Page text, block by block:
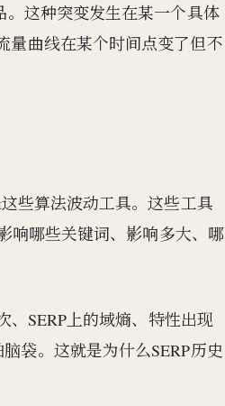
。这种突变发生在某一个具体
量曲线在某个时间点变了但不
些算法波动工具。这些工具
响哪些关键词、影响多大、哪
、SERP上的域熵、特性出现
袋。这就是为什么SERP历史